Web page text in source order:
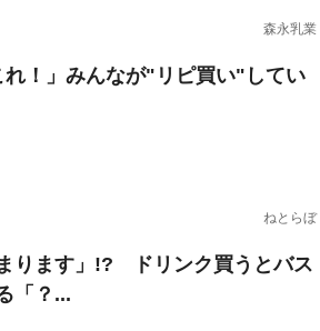
森永乳業
れ！」みんなが"リピ買い"してい
ねとらぼ
ります」!? ドリンク買うとバス
「？...